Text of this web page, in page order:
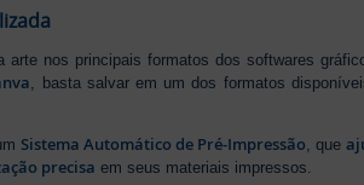
arte nos principais formatos dos softwares
, basta salvar em um dos formatos
Sistema Automático de Pré-Impressão, que
precisa em seus materiais impressos.